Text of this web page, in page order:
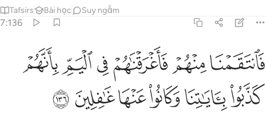
Tafsirs Bài học Suy ngẫm
7:136
فانتقمنا منهم فاغرقناهم في اليم بانهم كذبوا باياتنا وكانوا عنها غافلين ١٣٦
فَٱنتَقَمْنَا مِنْهُمْ فَأَغْرَقْنَـٰهُمْ فِى ٱلْيَمِّ بِأَنَّهُمْ كَذَّبُوا۟ بِـَٔايَـٰتِنَا وَكَانُوا۟ عَنْهَا
ﲙﲚﲛﲜﲝﲞ
ﲟﲠﲡﲢﲣﲤ